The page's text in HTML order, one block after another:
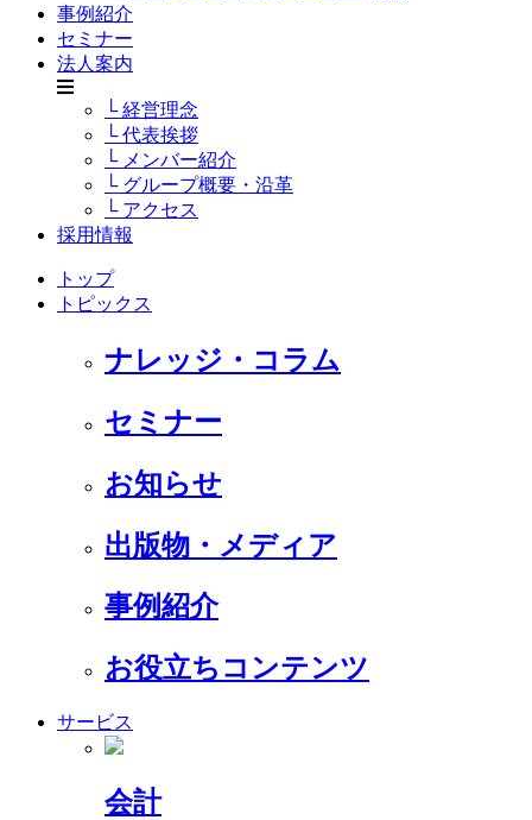
事例紹介
セミナー
法人案内
└ 経営理念
└ 代表挨拶
└ メンバー紹介
└ グループ概要・沿革
└ アクセス
採用情報
トップ
トピックス
ナレッジ・コラム
セミナー
お知らせ
出版物・メディア
事例紹介
お役立ちコンテンツ
サービス
会計